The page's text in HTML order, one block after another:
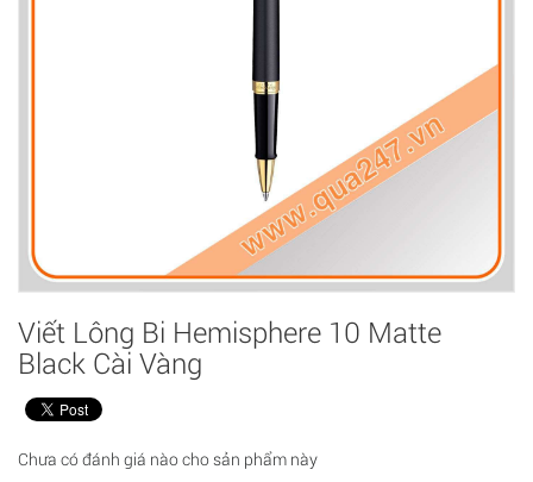
Viết Lông Bi Hemisphere 10 Matte
Black Cài Vàng
Chưa có đánh giá nào cho sản phẩm này